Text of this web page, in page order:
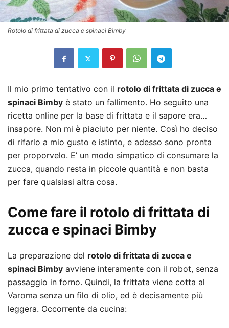
Rotolo di frittata di zucca e spinaci Bimby
Il mio primo tentativo con il rotolo di frittata di zucca e
spinaci Bimby è stato un fallimento. Ho seguito una
ricetta online per la base di frittata e il sapore era…
insapore. Non mi è piaciuto per niente. Così ho deciso
di rifarlo a mio gusto e istinto, e adesso sono pronta
per proporvelo. E’ un modo simpatico di consumare la
zucca, quando resta in piccole quantità e non basta
per fare qualsiasi altra cosa.
Come fare il rotolo di frittata di
zucca e spinaci Bimby
La preparazione del rotolo di frittata di zucca e
spinaci Bimby avviene interamente con il robot, senza
passaggio in forno. Quindi, la frittata viene cotta al
Varoma senza un filo di olio, ed è decisamente più
leggera. Occorrente da cucina: